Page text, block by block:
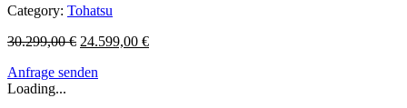
Category: Tohatsu
30.299,00€ 24.599,00 €
Anfrage senden
Loading...